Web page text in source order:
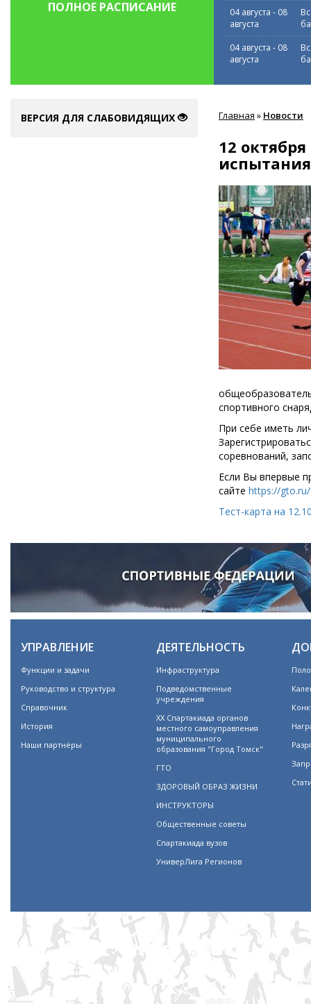
ПОЛНОЕ РАСПИСАНИЕ
04 августа - 08
августа
04 августа - 08
августа
ВЕРСИЯ ДЛЯ СЛАБОВИДЯЩИХ здесь
Главная » Новости
12
спортивного
При себе иметь
соревнований,
Если Вы впервые
сайте https://gto.ru/
Тест-карта на
УПРАВЛЕНИЕ
Функции и задачи
Руководство и структура
Справочник
История
Наши партнёры
ДЕЯТЕЛЬНОСТЬ
Инфраструктура
Подведомственные
учреждения
XX Спартакиада органов
местного самоуправления
муниципального
образования "Город Томск"
ГТО
ЗДОРОВЫЙ ОБРАЗ ЖИЗНИ
ИНСТРУКТОРЫ
Общественные советы
Спартакиада вузов
УниверЛига Регионов